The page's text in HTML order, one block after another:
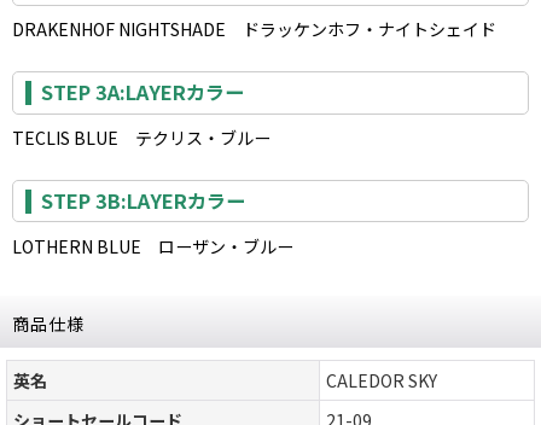
DRAKENHOF NIGHTSHADE ドラッケンホフ・ナイトシェイド
STEP 3A:LAYERカラー
TECLIS BLUE テクリス・ブルー
STEP 3B:LAYERカラー
LOTHERN BLUE ローザン・ブルー
商品仕様
英名
CALEDOR SKY
ショートセールコード
21-09